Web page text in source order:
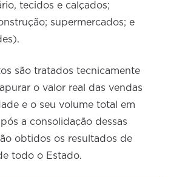
tecidos e calçados;
supermercados; e
são tratados tecnicamente
o valor real das vendas
e o seu volume total em
a consolidação dessas
obtidos os resultados de
todo o Estado.